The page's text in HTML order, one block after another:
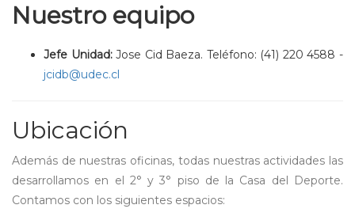
Nuestro equipo
Jefe Unidad:Jose Cid Baeza. Teléfono: (41) 220 4588 -
jcidb@udec.cl
Ubicación
Además de nuestras oficinas, todas nuestras actividades las
desarrollamos en el 2° y 3° piso de la Casa del Deporte.
Contamos con los siguientes espacios: